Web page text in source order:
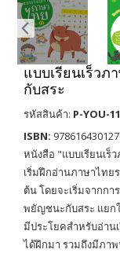
แบบเรียนเร็ว
กับสระ
รหัสสินค้า: P-YOU-
ISBN:
หนังสือ "แบบเรียนเร็
เริ่มฝึกอ่านภาษาไท
ต้น โดยจะเริ่มจากก
พยัญชนะกับสระ แยก
มีประโยคสำหรับอ่าน
ได้ฝึกมา รวมถึงมีภาพ